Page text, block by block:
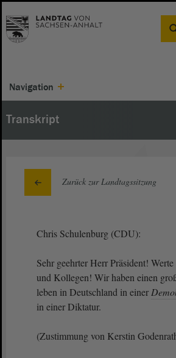
Navigation
Transkript
Zurück zur Landtagssitzung
Chris Schulenburg (CDU):
Sehr geehrter Herr Präsident!
und Kollegen! Wir haben einen
leben in Deutschland in einer
in einer Diktatur.
(Zustimmung von Kerstin